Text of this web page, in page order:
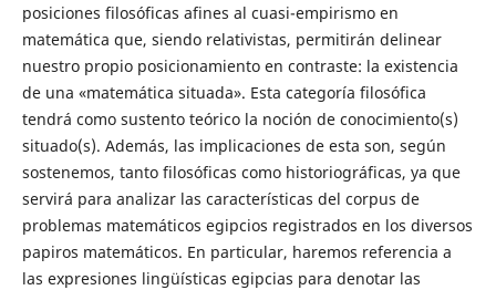
posiciones filosóficas afines al cuasi-empirismo en
matemática que, siendo relativistas, permitirán delinear
nuestro propio posicionamiento en contraste: la existencia
de una «matemática situada». Esta categoría filosófica
tendrá como sustento teórico la noción de conocimiento(s)
situado(s). Además, las implicaciones de esta son, según
sostenemos, tanto filosóficas como historiográficas, ya que
servirá para analizar las características del corpus de
problemas matemáticos egipcios registrados en los diversos
papiros matemáticos. En particular, haremos referencia a
las expresiones lingüísticas egipcias para denotar las